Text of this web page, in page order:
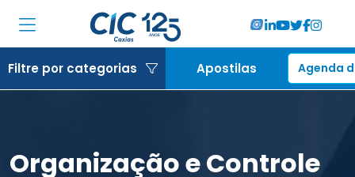
Associadas
Locações
Filtre por categorias Apostilas Agenda
Organização e Controle